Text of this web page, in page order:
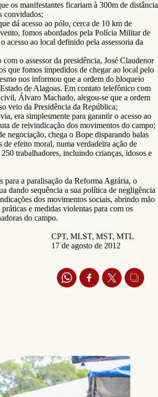
os manifestantes ficariam à 300m de distância
convidados;
dá acesso ao pólo, cerca de 10 km de
fomos abordados pela Polícia Militar de
acesso ao local definido pela assessoria da
o assessor da presidência, José Claudenor
que fomos impedidos de chegar ao local pelo
nos informou que a ordem do bloqueio
de Alagoas. Em contato telefônico com
Álvaro Machado, alegou-se que a ordem
veio da Presidência da República;
era simplesmente para garantir o acesso ao
de reivindicação dos movimentos do campo;
negociação, chega o Bope disparando balas
de efeito moral, numa verdadeira ação de
trabalhadores, incluindo crianças, idosos e
para a paralisação da Reforma Agrária, o
dando sequência a sua política de negligência
dos movimentos sociais, abrindo mão
e medidas violentas para com os
do campo.
MST, MTL
de 2012